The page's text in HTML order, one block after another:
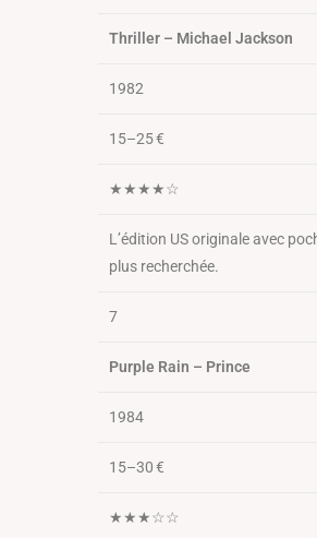
Thriller – Michael Jackson
1982
15–25 €
★★★★☆
L’édition US originale avec
plus recherchée.
7
Purple Rain – Prince
1984
15–30 €
★★★☆☆